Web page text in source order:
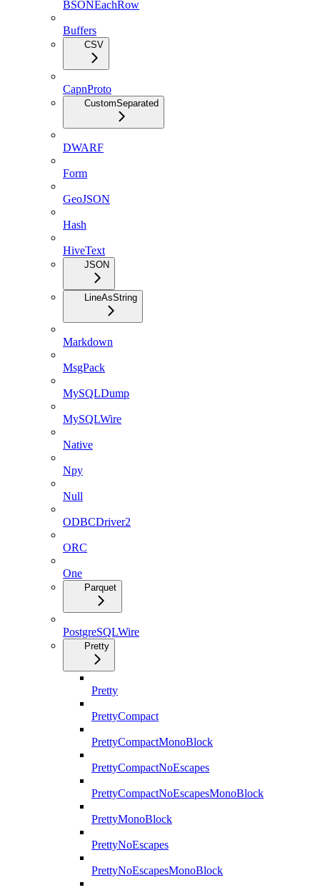
BSONEachRow
Buffers
CSV
CapnProto
CustomSeparated
DWARF
Form
GeoJSON
Hash
HiveText
JSON
LineAsString
Markdown
MsgPack
MySQLDump
MySQLWire
Native
Npy
Null
ODBCDriver2
ORC
One
Parquet
PostgreSQLWire
Pretty
Pretty
PrettyCompact
PrettyCompactMonoBlock
PrettyCompactNoEscapes
PrettyCompactNoEscapesMonoBlock
PrettyMonoBlock
PrettyNoEscapes
PrettyNoEscapesMonoBlock